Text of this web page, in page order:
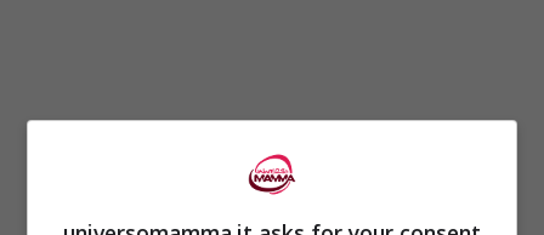
a causa della carenza di sonno i